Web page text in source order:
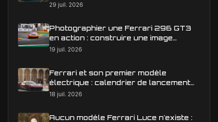
29 juil. 2026
Photographier une Ferrari 296 GT3
en action : construire une image
éditoriale qui raconte la course
19 juil. 2026
Ferrari et son premier modèle
électrique : calendrier de lancement
en Europe
18 juil. 2026
Aucun modèle Ferrari Luce n'existe :